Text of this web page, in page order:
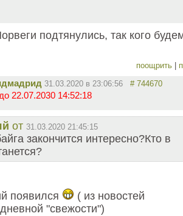
подтянулись, так кого
поощрить
31.03.2020 в 23:06:56 # 744670
22.07.2030 14:52:18
от 31.03.2020 21:45:15
закончится интересно?Кто в
появился
( из новостей
"свежости")